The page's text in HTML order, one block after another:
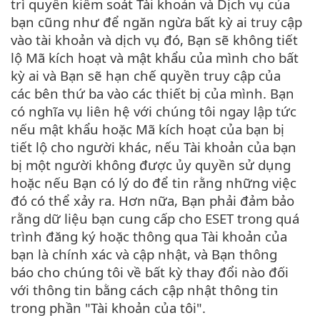
trì quyền kiểm soát Tài khoản và Dịch vụ của
bạn cũng như để ngăn ngừa bất kỳ ai truy cập
vào tài khoản và dịch vụ đó, Bạn sẽ không tiết
lộ Mã kích hoạt và mật khẩu của mình cho bất
kỳ ai và Bạn sẽ hạn chế quyền truy cập của
các bên thứ ba vào các thiết bị của mình. Bạn
có nghĩa vụ liên hệ với chúng tôi ngay lập tức
nếu mật khẩu hoặc Mã kích hoạt của bạn bị
tiết lộ cho người khác, nếu Tài khoản của bạn
bị một người không được ủy quyền sử dụng
hoặc nếu Bạn có lý do để tin rằng những việc
đó có thể xảy ra. Hơn nữa, Bạn phải đảm bảo
rằng dữ liệu bạn cung cấp cho ESET trong quá
trình đăng ký hoặc thông qua Tài khoản của
bạn là chính xác và cập nhật, và Bạn thông
báo cho chúng tôi về bất kỳ thay đổi nào đối
với thông tin bằng cách cập nhật thông tin
trong phần "Tài khoản của tôi".